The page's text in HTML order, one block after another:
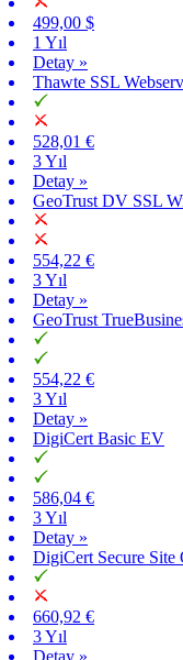
499,00 $
1 Yıl
Detay »
Thawte SSL
528,01 €
3 Yıl
Detay »
GeoTrust DV SSL
554,22 €
3 Yıl
Detay »
GeoTrust
554,22 €
3 Yıl
Detay »
DigiCert Basic EV
586,04 €
3 Yıl
Detay »
DigiCert Secure Site
660,92 €
3 Yıl
Detay »